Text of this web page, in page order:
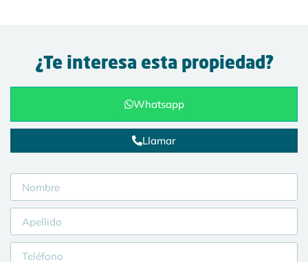
¿Te interesa esta propiedad?
Whatsapp
Llamar